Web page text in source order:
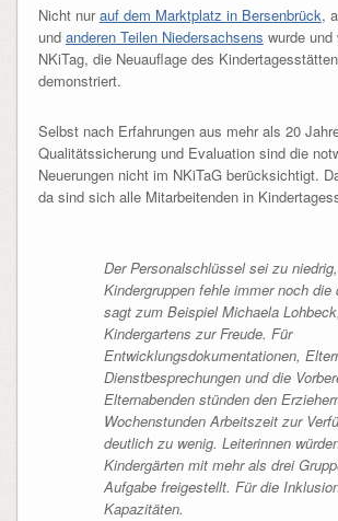
Nicht nurauf dem Marktplatz in Bersenbrück,
und anderen Teilen Niedersachsens wurde und
NKiTag, die Neuauflage des
demonstriert.
Selbst nach Erfahrungen aus mehr als 20
Qualitätssicherung und Evaluation sind die
Neuerungen nicht im NKiTaG berücksichtigt.
da sind sich alle Mitarbeitenden in
Der Personalschlüssel sei zu
Kindergruppen fehle immer noch die
sagt zum Beispiel Michaela
Kindergartens zur Freude. Für
Entwicklungsdokumentationen,
Dienstbesprechungen und die
Elternabenden stünden den
Wochenstunden Arbeitszeit zur
deutlich zu wenig. Leiterinnen
Kindergärten mit mehr als drei
Aufgabe freigestellt. Für die
Kapazitäten.